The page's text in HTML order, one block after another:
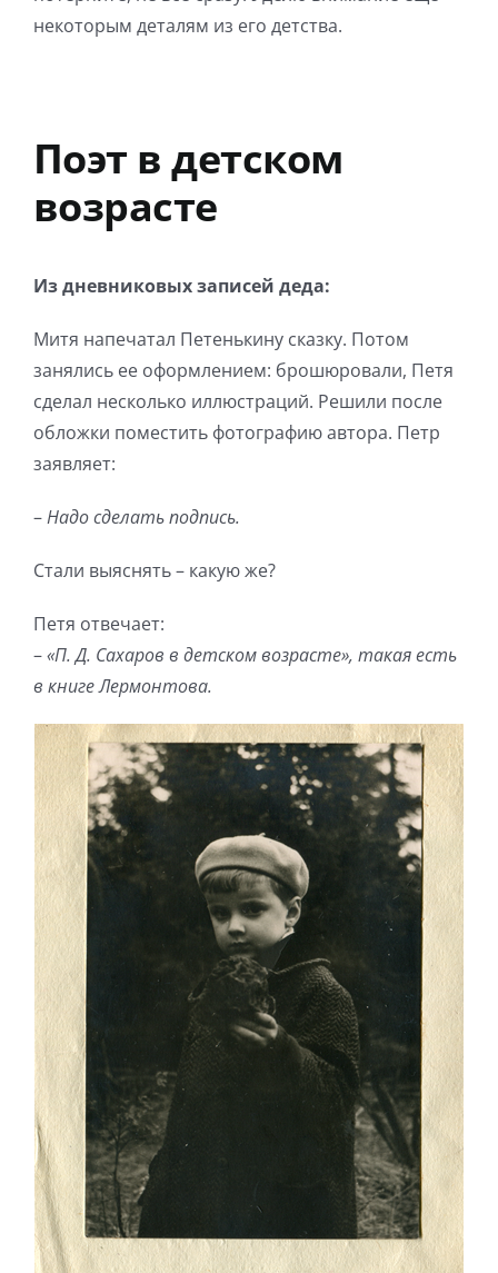
некоторым деталям из его детства.
Поэт в детском
возрасте
Из дневниковых записей деда:
Митя напечатал Петенькину сказку. Потом
занялись ее оформлением: брошюровали, Петя
сделал несколько иллюстраций. Решили после
обложки поместить фотографию автора. Петр
заявляет:
–Надо сделать подпись.
Стали выяснять – какую же?
Петя отвечает:
–«П. Д. Сахаров в детском возрасте», такая есть
в книге Лермонтова.